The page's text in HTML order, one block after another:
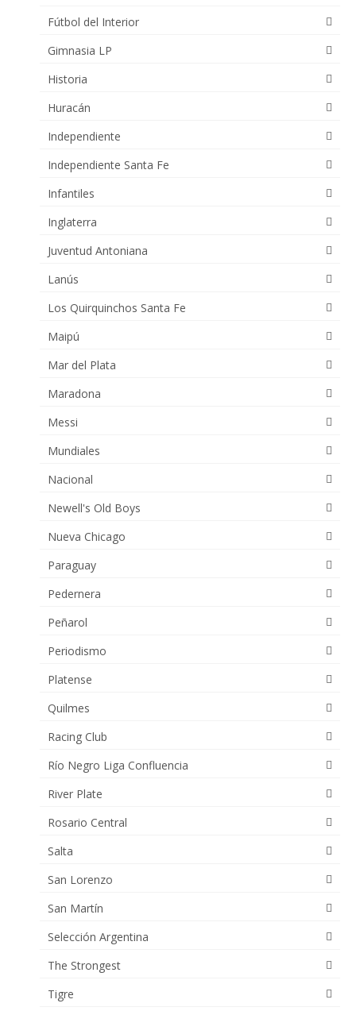
Fútbol del Interior
Gimnasia LP
Historia
Huracán
Independiente
Independiente Santa Fe
Infantiles
Inglaterra
Juventud Antoniana
Lanús
Los Quirquinchos Santa Fe
Maipú
Mar del Plata
Maradona
Messi
Mundiales
Nacional
Newell's Old Boys
Nueva Chicago
Paraguay
Pedernera
Peñarol
Periodismo
Platense
Quilmes
Racing Club
Río Negro Liga Confluencia
River Plate
Rosario Central
Salta
San Lorenzo
San Martín
Selección Argentina
The Strongest
Tigre